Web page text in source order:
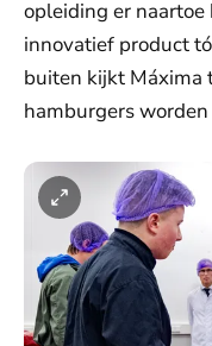
opleiding er
innovatief product
buiten kijkt Máxima
hamburgers